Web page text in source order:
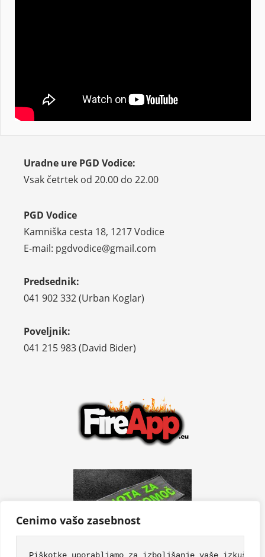
Cenimo vašo zasebnost
Uradne ure PGD Vodice:
Vsak četrtek od 20.00 do 22.00
PGD Vodice
Kamniška cesta 18, 1217 Vodice
E-mail: pgdvodice@gmail.com
Predsednik:
041 902 332 (Urban Koglar)
Poveljnik:
041 215 983 (David Bider)